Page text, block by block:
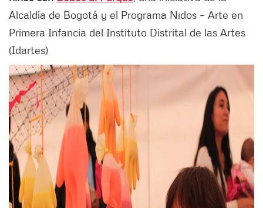
Alcaldía de Bogotá y el Programa Nidos – Arte en
Primera Infancia del Instituto Distrital de las Artes
(Idartes)